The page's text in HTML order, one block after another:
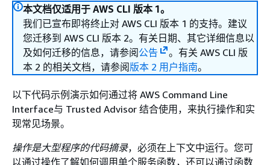
本文档仅适用于 AWS CLI 版本 1。
我们已宣布即将终止对 AWS CLI 版本 1 的支持。建议
您迁移到 AWS CLI 版本 2。有关日期、其它详细信息以
及如何迁移的信息，请参阅公告
。有关 AWS CLI 版
本 2 的相关文档，请参阅版本 2 用户指南。
以下代码示例演示如何通过将 AWS Command Line
Interface与 Trusted Advisor 结合使用，来执行操作和实
现常见场景。
操作是大型程序的代码摘录，必须在上下文中运行。您可
以通过操作了解如何调用单个服务函数，还可以通过函数